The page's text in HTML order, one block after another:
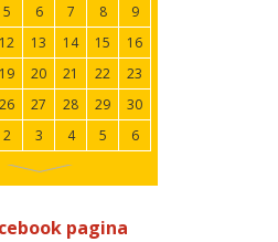
5 6 7 8
9
12 13 14 15
16
19 20 21 22
23
26 27 28 29
30
2 3 4 5 6
pagina